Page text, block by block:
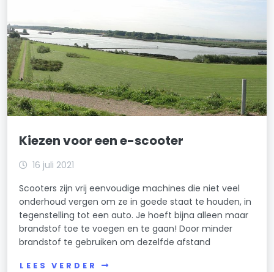
Kiezen voor een e-scooter
16 juli 2021
Scooters zijn vrij eenvoudige machines die niet veel
onderhoud vergen om ze in goede staat te houden, in
tegenstelling tot een auto. Je hoeft bijna alleen maar
brandstof toe te voegen en te gaan! Door minder
brandstof te gebruiken om dezelfde afstand
LEES VERDER